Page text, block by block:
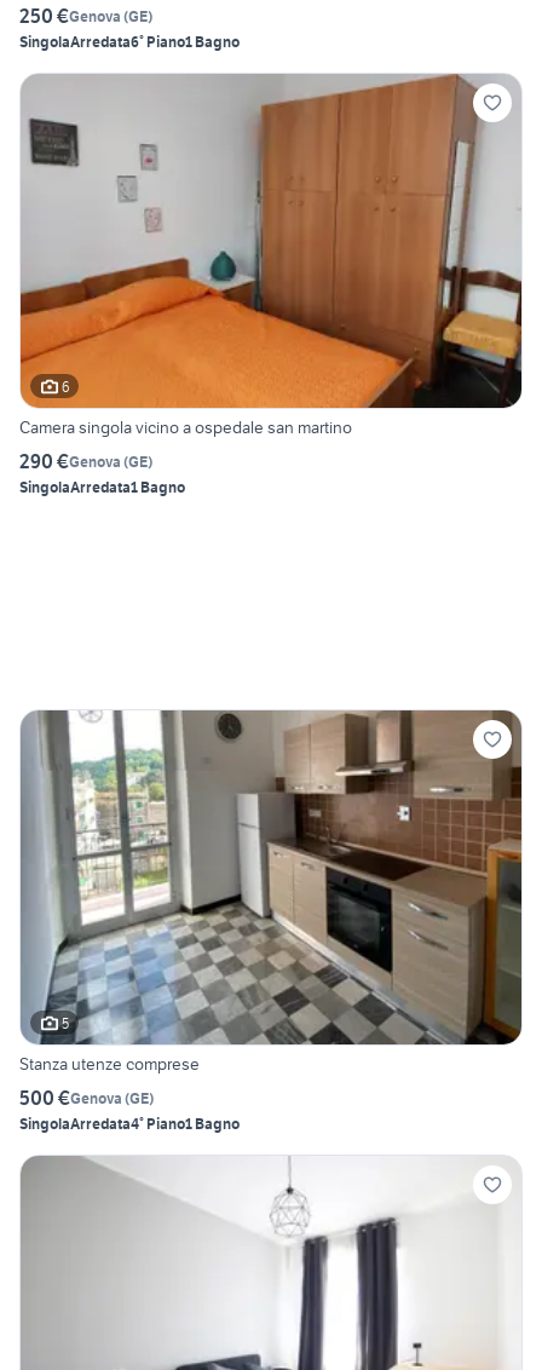
250 €Genova (GE)
SingolaArredata6° Piano1 Bagno
6
Camera singola vicino a ospedale san martino
290 €Genova (GE)
SingolaArredata1 Bagno
5
Stanza utenze comprese
500 €Genova (GE)
SingolaArredata4° Piano1 Bagno